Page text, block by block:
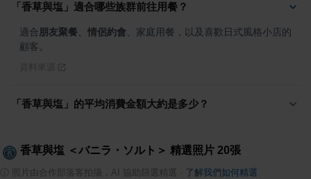
「香草與塩」適合哪些族群前往用餐？
適合 朋友聚餐 情侶約會 、家庭用餐，以及喜歡日式風格小店的
顧客。
「香草與塩」的平均消費金額大約是多少？
香草與塩 ＜バニラ・ソルト＞ 精選照片 20張
照片由合作部落客拍攝，AI 協助篩選精選 了解我們如何精選